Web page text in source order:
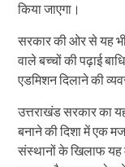
किया जाएगा।
सरकार की ओर से यह भी
वाले बच्चों की पढ़ाई
एडमिशन दिलाने की
उत्तराखंड सरकार का
बनाने की दिशा में एक
संस्थानों के खिलाफ यह